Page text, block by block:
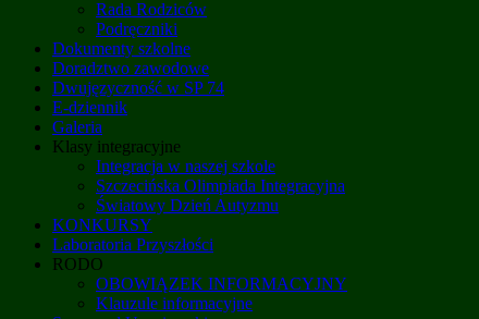
Rada Rodziców
Podręczniki
Dokumenty szkolne
Doradztwo zawodowe
Dwujęzyczność w SP 74
E-dziennik
Galeria
Klasy integracyjne
Integracja w naszej szkole
Szczecińska Olimpiada Integracyjna
Światowy Dzień Autyzmu
KONKURSY
Laboratoria Przyszłości
RODO
OBOWIĄZEK INFORMACYJNY
Klauzule informacyjne